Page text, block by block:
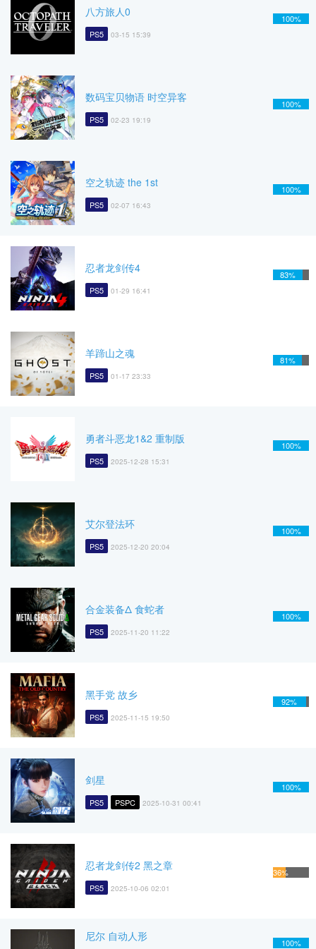
八方旅人0
PS5 03-15 15:39
100%
数码宝贝物语 时空异客
PS5 02-23 19:19
100%
空之轨迹 the 1st
PS5 02-07 16:43
100%
忍者龙剑传4
PS5 01-29 16:41
83%
羊蹄山之魂
PS5 01-17 23:33
81%
勇者斗恶龙1&2 重制版
PS5 2025-12-28 15:31
100%
艾尔登法环
PS5 2025-12-20 20:04
100%
合金装备Δ 食蛇者
PS5 2025-11-20 11:22
100%
黑手党 故乡
PS5 2025-11-15 19:50
92%
剑星
PS5 PSPC 2025-10-31 00:41
100%
忍者龙剑传2 黑之章
PS5 2025-10-06 02:01
36%
尼尔 自动人形 100%